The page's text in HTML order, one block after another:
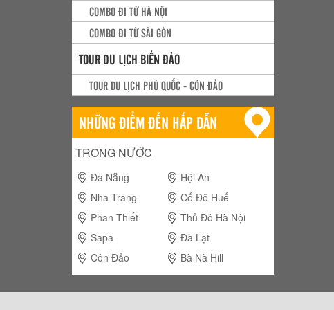
COMBO ĐI TỪ HÀ NỘI
COMBO ĐI TỪ SÀI GÒN
TOUR DU LỊCH BIỂN ĐẢO
TOUR DU LỊCH PHÚ QUỐC - CÔN ĐẢO
NHỮNG ĐIỂM ĐẾN HẤP DẪN
TRONG NƯỚC
Đà Nẵng
Hội An
Nha Trang
Cố Đô Huế
Phan Thiết
Thủ Đô Hà Nội
Sapa
Đà Lạt
Côn Đảo
Bà Nà Hill